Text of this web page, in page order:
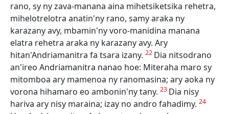
rano, sy ny zava-manana aina mihetsiketsika rehetra,
mihelotrelotra anatin'ny rano, samy araka ny
karazany avy, mbamin'ny voro-manidina manana
elatra rehetra araka ny karazany avy. Ary
hitan'Andriamanitra fa tsara izany. 22 Dia nitsodrano
an'ireo Andriamanitra nanao hoe: Miteraha maro sy
mitomboa ary mamenoa ny ranomasina; ary aoka ny
vorona hihamaro eo ambonin'ny tany. 23 Dia nisy
hariva ary nisy maraina; izay no andro fahadimy. 24